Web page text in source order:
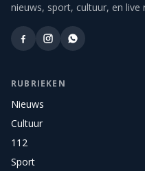
nieuws, sport, cultuur, en
RUBRIEKEN
Nieuws
Cultuur
112
Sport